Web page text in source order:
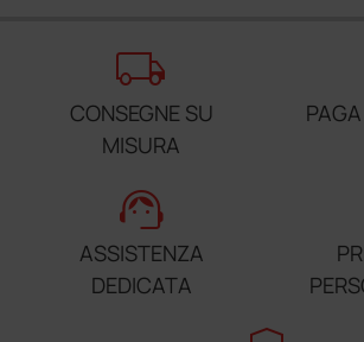
local_shipping
CONSEGNE SU
MISURA
support_agent
ASSISTENZA
DEDICATA